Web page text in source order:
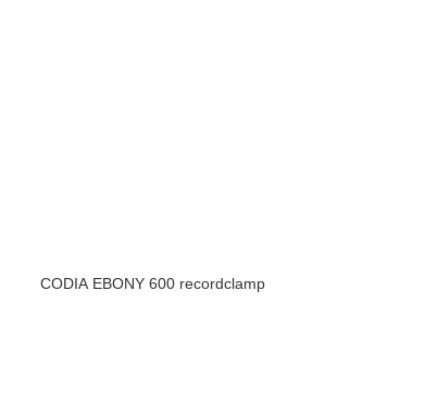
CODIA EBONY 600 recordclamp